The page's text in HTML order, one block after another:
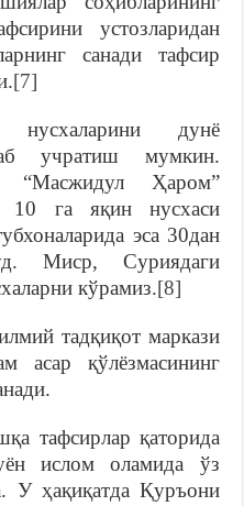
устозларидан
санади тафсир
[7]
нусхаларини дунё
учратиш мумкин.
“Масжидул Ҳаром”
10 га яқин нусхаси
эса 30дан
Миср, Суриядаги
кўрамиз.[8]
тадқиқот маркази
асар қўлёзмасининг
тафсирлар қаторида
ислом оламида ўз
У ҳақиқатда Қуръони